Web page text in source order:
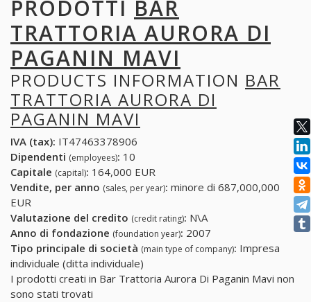
PRODOTTI BAR
TRATTORIA AURORA DI
PAGANIN MAVI
PRODUCTS INFORMATION BAR
TRATTORIA AURORA DI
PAGANIN MAVI
IVA (tax): IT47463378906
Dipendenti (employees): 10
Capitale (capital): 164,000 EUR
Vendite, per anno (sales, per year): minore di 687,000,000
EUR
Valutazione del credito (credit rating): N\A
Anno di fondazione (foundation year): 2007
Tipo principale di società (main type of company): Impresa
individuale (ditta individuale)
I prodotti creati in Bar Trattoria Aurora Di Paganin Mavi non
sono stati trovati